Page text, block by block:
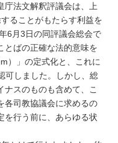
庁法文解釈評議会は、上
ることがもたらす利益を
6月3日の同評議会総会で
とばの正確な法的意味を
）」の定式化と、これに
可しました。しかし、総
スのものも含めて、こ
各司教協議会に求めるの
を行う前に、あらゆる状